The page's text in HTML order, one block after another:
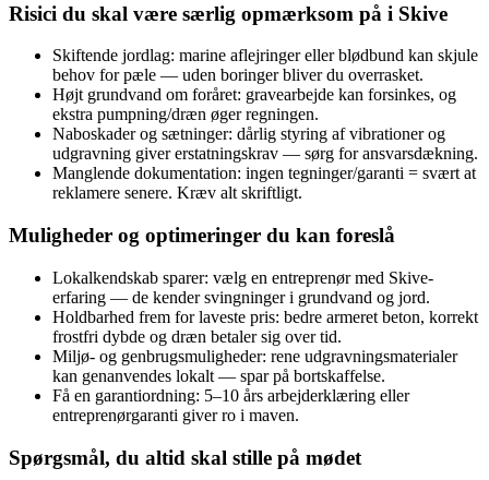
Risici du skal være særlig opmærksom på i Skive
Skiftende jordlag: marine aflejringer eller blødbund kan skjule
behov for pæle — uden boringer bliver du overrasket.
Højt grundvand om foråret: gravearbejde kan forsinkes, og
ekstra pumpning/dræn øger regningen.
Naboskader og sætninger: dårlig styring af vibrationer og
udgravning giver erstatningskrav — sørg for ansvarsdækning.
Manglende dokumentation: ingen tegninger/garanti = svært at
reklamere senere. Kræv alt skriftligt.
Muligheder og optimeringer du kan foreslå
Lokalkendskab sparer: vælg en entreprenør med Skive-
erfaring — de kender svingninger i grundvand og jord.
Holdbarhed frem for laveste pris: bedre armeret beton, korrekt
frostfri dybde og dræn betaler sig over tid.
Miljø- og genbrugsmuligheder: rene udgravningsmaterialer
kan genanvendes lokalt — spar på bortskaffelse.
Få en garantiordning: 5–10 års arbejderklæring eller
entreprenørgaranti giver ro i maven.
Spørgsmål, du altid skal stille på mødet